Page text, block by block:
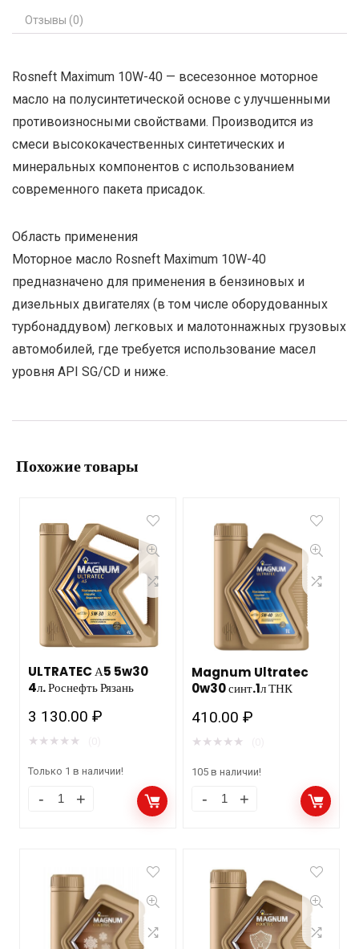
Отзывы (0)
Rosneft Maximum 10W-40 — всесезонное моторное
масло на полусинтетической основе с улучшенными
противоизносными свойствами. Производится из
смеси высококачественных синтетических и
минеральных компонентов с использованием
современного пакета присадок.
Область применения
Моторное масло Rosneft Maximum 10W-40
предназначено для применения в бензиновых и
дизельных двигателях (в том числе оборудованных
турбонаддувом) легковых и малотоннажных грузовых
автомобилей, где требуется использование масел
уровня API SG/CD и ниже.
Похожие товары
ULTRATEC А5 5w30
4л. Роснефть Рязань
3 130.00₽
★ ★ ★ ★ ★
Только 1 в наличии!
Magnum Ultratec
0w30 синт.1л ТНК
410.00₽
★ ★ ★ ★ ★
105 в наличии!